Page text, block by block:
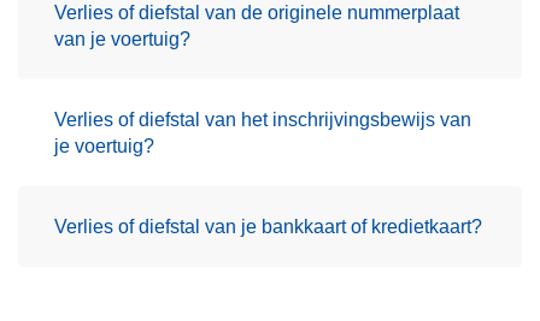
Verlies of diefstal van de originele nummerplaat
van je voertuig?
Verlies of diefstal van het inschrijvingsbewijs van
je voertuig?
Verlies of diefstal van je bankkaart of kredietkaart?